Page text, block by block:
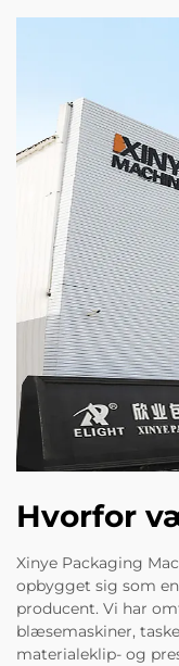
Hvorfor
Xinye Packaging
opbygget sig som
producent. Vi har
blæsemaskiner,
materialeklip- og